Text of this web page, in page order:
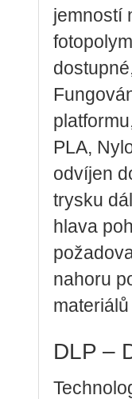
jemností
PLA,
odvíjen
trysku
hlava
nahoru
DLP –